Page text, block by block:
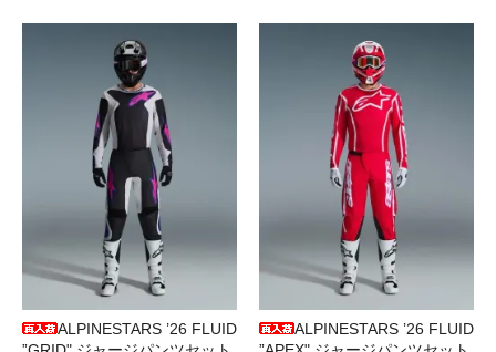
ALPINESTARS ’26 FLUID
ALPINESTARS ’26 FLUID